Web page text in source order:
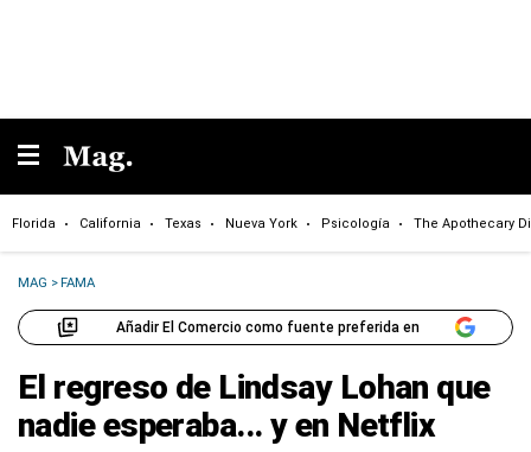
Florida California Texas Nueva York Psicología The Apothecary
MAG >FAMA
Añadir El Comercio como fuente preferida en
El regreso de Lindsay Lohan que
nadie esperaba... y en Netflix